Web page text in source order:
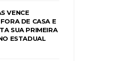
VENCE
DE CASA E
SUA PRIMEIRA
ESTADUAL